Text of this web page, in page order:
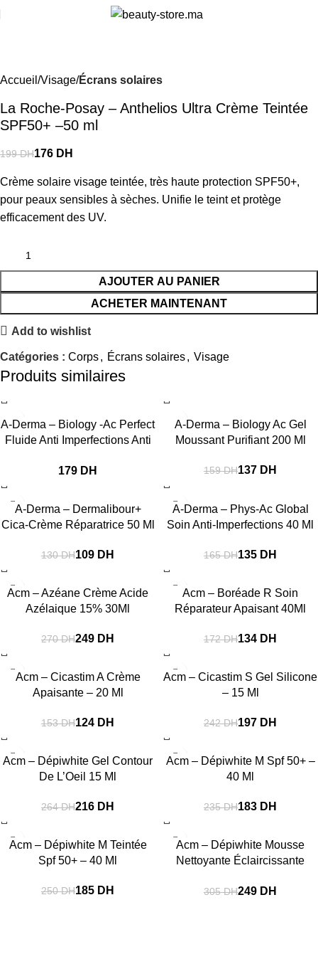
Accueil Visage Écrans solaires
La Roche-Posay – Anthelios Ultra Crème Teintée
SPF50+ –50 ml
199DH176 DH
Crème solaire visage teintée, très haute protection SPF50+,
pour peaux sensibles à sèches. Unifie le teint et protège
efficacement des UV.
AJOUTER AU PANIER
ACHETER MAINTENANT
Add to wishlist
Catégories : Corps, Écrans solaires, Visage
Produits similaires
A-Derma – Biology -Ac Perfect
Fluide Anti Imperfections Anti
DH
A-Derma – Biology Ac Gel
Moussant Purifiant 200 Ml
159DH137 DH
A-Derma – Dermalibour+
Cica-Crème Réparatrice 50 Ml
130DH109 DH
A-Derma – Phys-Ac Global
Soin Anti-Imperfections 40 Ml
165DH135 DH
Acm – Azéane Crème Acide
Azélaique 15% 30Ml
270DH249 DH
Acm – Boréade R Soin
Réparateur Apaisant 40Ml
172DH134 DH
Acm – Cicastim A Crème
Apaisante – 20 Ml
153DH124 DH
Acm – Cicastim S Gel Silicone
– 15 Ml
242DH197 DH
Acm – Dépiwhite Gel Contour
De L’Oeil 15 Ml
264DH216 DH
Acm – Dépiwhite M Spf 50+ –
40 Ml
235DH183 DH
Acm – Dépiwhite M Teintée
Spf 50+ – 40 Ml
250DH185 DH
Acm – Dépiwhite Mousse
Nettoyante Éclaircissante
305DH249 DH